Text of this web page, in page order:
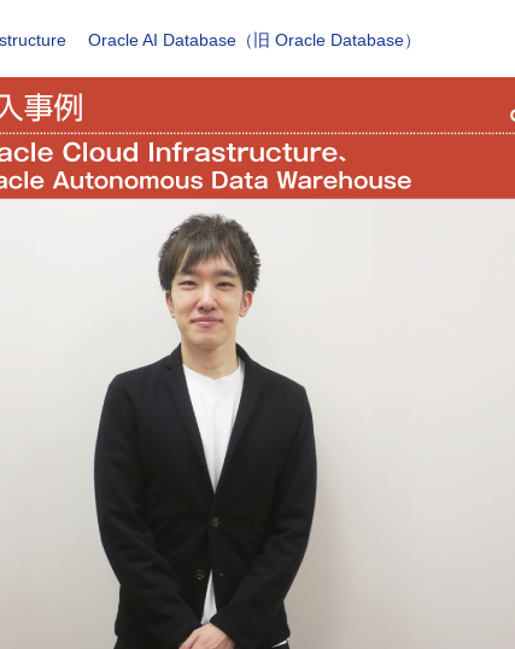
Oracle AI Database（旧 Oracle Database）